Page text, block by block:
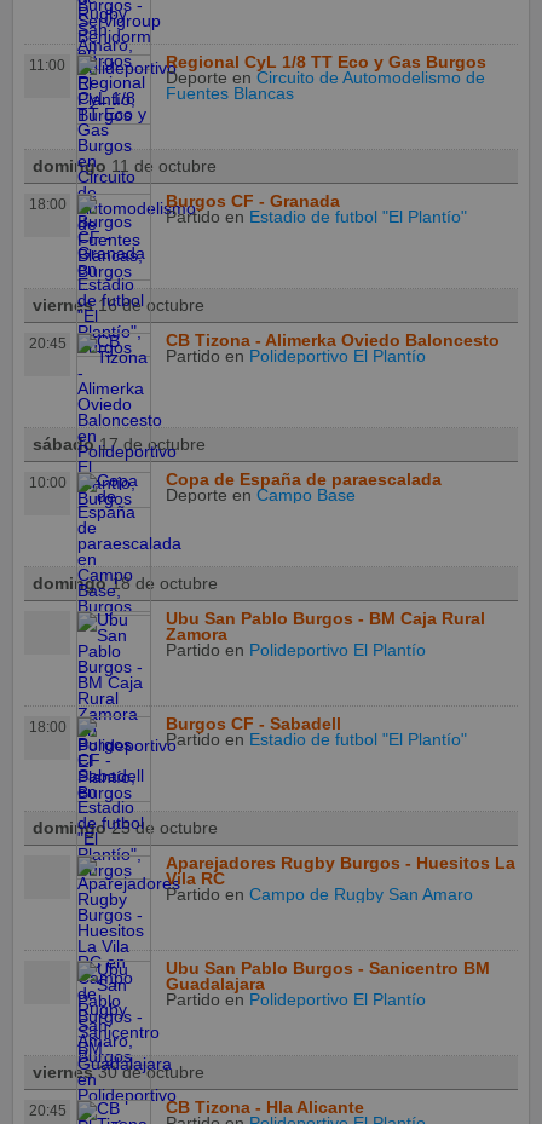
11:00
Regional CyL 1/8 TT Eco y Gas Burgos
Deporte en Circuito de Automodelismo de
Fuentes Blancas
domingo 11 de octubre
18:00
Burgos CF - Granada
Partido en Estadio de futbol "El Plantío"
viernes16 de octubre
20:45
CB Tizona - Alimerka Oviedo Baloncesto
Partido en Polideportivo El Plantío
sábado17 de octubre
10:00
Copa de España de paraescalada
Deporte en Campo Base
domingo18 de octubre
Ubu San Pablo Burgos - BM Caja Rural
Zamora
Partido en Polideportivo El Plantío
18:00
Burgos CF - Sabadell
Partido en Estadio de futbol "El Plantío"
domingo25 de octubre
Aparejadores Rugby Burgos - Huesitos La
Vila RC
Partido en Campo de Rugby San Amaro
Ubu San Pablo Burgos - Sanicentro BM
Guadalajara
Partido en Polideportivo El Plantío
viernes30 de octubre
20:45
CB Tizona - Hla Alicante